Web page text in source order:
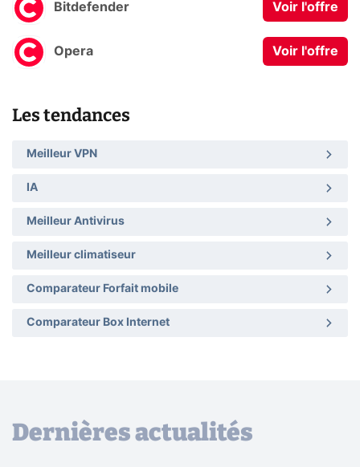
Bitdefender Voir l'offre
Opera Voir l'offre
Les tendances
Meilleur VPN
IA
Meilleur Antivirus
Meilleur climatiseur
Comparateur Forfait mobile
Comparateur Box Internet
Dernières actualités